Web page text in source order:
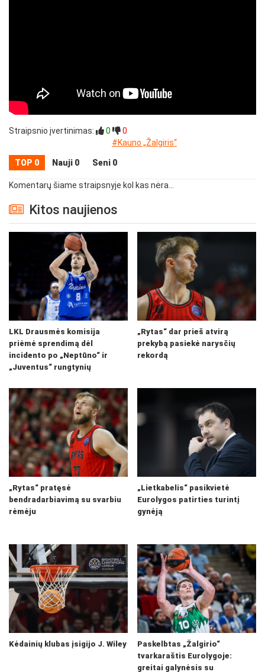
Straipsnio įvertinimas: 0
0
#Kauno „Žalgiris“
TOP 0 Nauji 0 Seni 0
Komentarų šiame straipsnyje kol kas nėra...
Kitos naujienos
LKL Drausmės komisija
priėmė sprendimą dėl
incidento po „Neptūno“ ir
„Juventus“ rungtynių
„Rytas“ dar prieš atvirą
prekybą pasiekė narysčių
rekordą
„Rytas“ pratęsė
bendradarbiavimą su svarbiu
rėmėju
„Lietkabelis“ pasikvietė
Eurolygos patirties turintį
gynėją
Kėdainių klubas įsigijo J. Wiley
Paskelbtas „Žalgirio“
tvarkaraštis Eurolygoje:
greitai galynėsis su